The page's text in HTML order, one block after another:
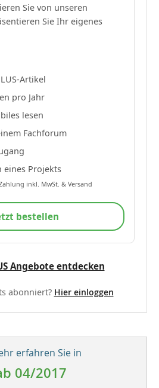
Sie von unseren
Sie Ihr eigenes
Artikel
pro Jahr
lesen
Fachforum
eines Projekts
inkl. MwSt. & Versand
bestellen
Angebote entdecken
abonniert? Hier einloggen
erfahren Sie in
04/2017